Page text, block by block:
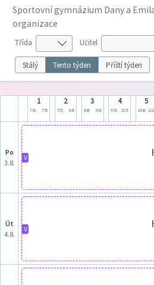
Sportovní gymnázium Dany a
organizace
Třída Učitel
Stálý Tento týden Příští týden
1
7:05 7:50
2
7:55 8:40
3
8:45 9:30
4
9:50 10:35
5
10:40
po
3.8.
V
út
4.8.
V